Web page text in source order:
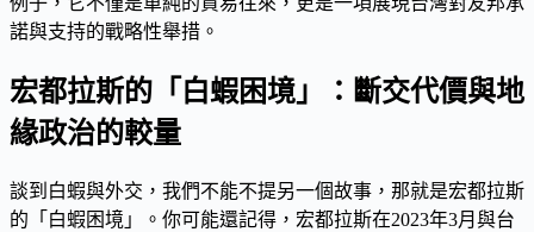
諾與支持的戰略性舉措。
宏都拉斯的「白蝦困境」：斷交代價與地
緣政治的較量
談到白蝦與外交，我們不能不提另一個故事，那就是宏都拉斯
的「白蝦困境」。你可能還記得，宏都拉斯在2023年3月與台